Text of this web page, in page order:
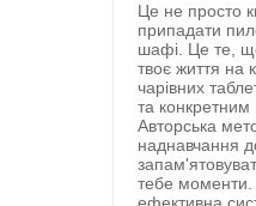
Це не просто
припадати
шафі. Це те,
твоє життя на
чарівних
та конкретним
Авторська
наднавчання
тебе моменти.